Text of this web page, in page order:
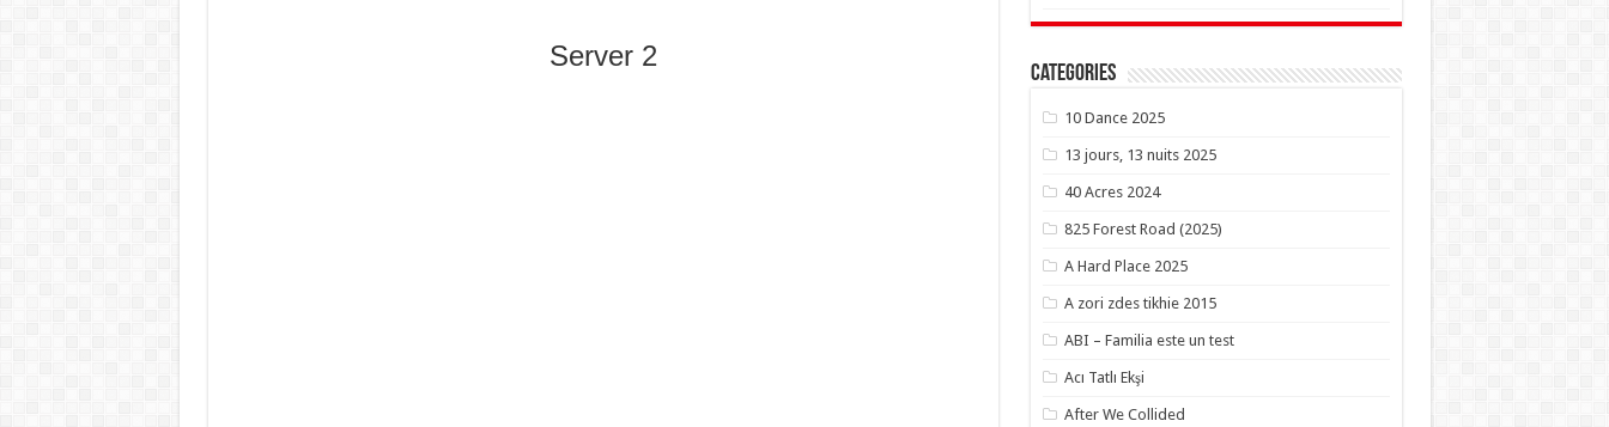
Server 2
Categories
10 Dance 2025
13 jours, 13 nuits 2025
40 Acres 2024
825 Forest Road (2025)
A Hard Place 2025
A zori zdes tikhie 2015
ABI – Familia este un test
Acı Tatlı Ekşi
After We Collided